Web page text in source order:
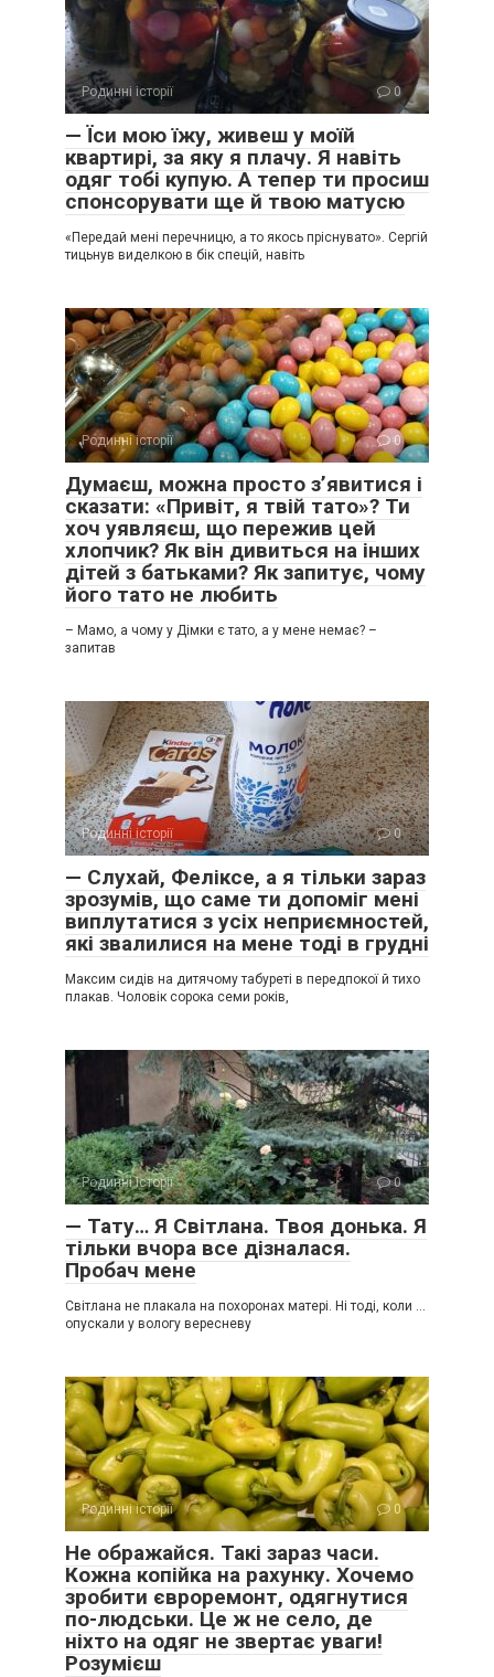
Родинні історії 0
— Їси мою їжу, живеш у моїй
квартирі, за яку я плачу. Я навіть
одяг тобі купую. А тепер ти просиш
спонсорувати ще й твою матусю
«Передай мені перечницю, а то якось пріснувато». Сергій
тицьнув виделкою в бік спецій, навіть
Родинні історії 0
Думаєш, можна просто з’явитися і
сказати: «Привіт, я твій тато»? Ти
хоч уявляєш, що пережив цей
хлопчик? Як він дивиться на інших
дітей з батьками? Як запитує, чому
його тато не любить
– Мамо, а чому у Дімки є тато, а у мене немає? –
запитав
Родинні історії 0
— Слухай, Феліксе, а я тільки зараз
зрозумів, що саме ти допоміг мені
виплутатися з усіх неприємностей,
які звалилися на мене тоді в грудні
Максим сидів на дитячому табуреті в передпокої й тихо
плакав. Чоловік сорока семи років,
Родинні історії 0
— Тату… Я Світлана. Твоя донька. Я
тільки вчора все дізналася.
Пробач мене
Світлана не плакала на похоронах матері. Ні тоді, коли …
опускали у вологу вересневу
Родинні історії 0
Не ображайся. Такі зараз часи.
Кожна копійка на рахунку. Хочемо
зробити євроремонт, одягнутися
по-людськи. Це ж не село, де
ніхто на одяг не звертає уваги!
Розумієш